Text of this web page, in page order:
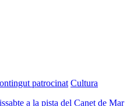
patrocinat Cultura